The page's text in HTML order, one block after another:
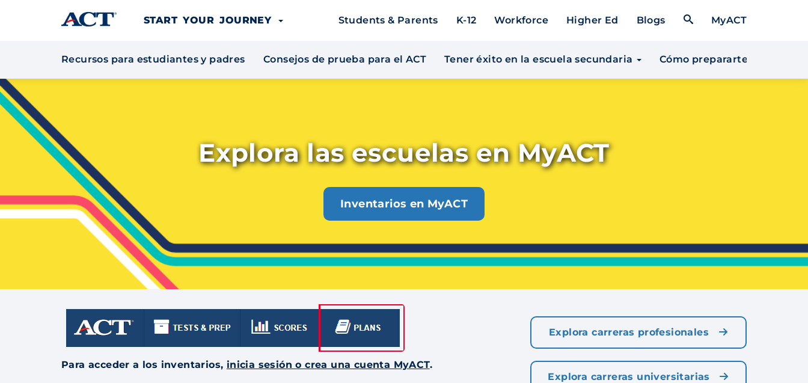
Skip to content
START YOUR JOURNEY
Students & Parents K-12 Workforce Higher Ed Blogs Open Search Form
MyACT
Recursos para estudiantes y padres Consejos de prueba para el ACT Tener éxito en la escuela secundaria Cómo prepararte para la
Explora las escuelas en MyACT
Inventarios en MyACT
Para acceder a los inventarios, inicia sesión o crea una cuenta MyACT.
Explora carreras profesionales
Explora carreras universitarias